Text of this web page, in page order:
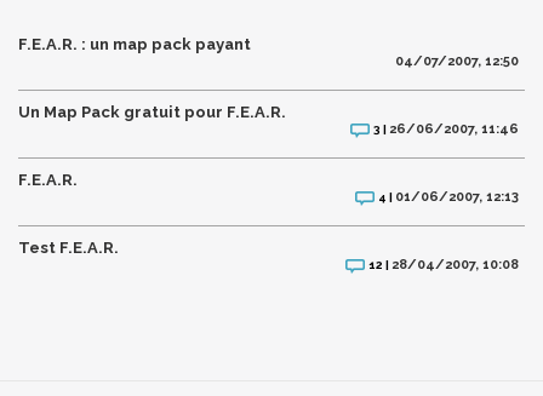
F.E.A.R. : un map pack payant
04/07/2007, 12:50
Un Map Pack gratuit pour F.E.A.R.
3 | 26/06/2007, 11:46
F.E.A.R.
4 | 01/06/2007, 12:13
Test F.E.A.R.
12 | 28/04/2007, 10:08